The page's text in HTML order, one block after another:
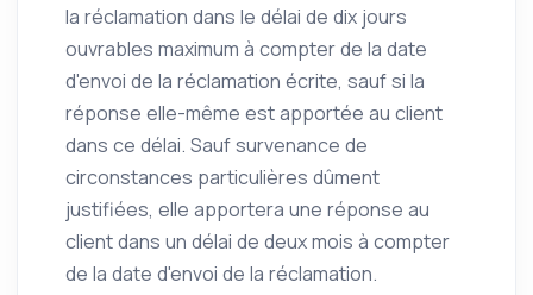
la réclamation dans le délai de dix jours
ouvrables maximum à compter de la date
d'envoi de la réclamation écrite, sauf si la
réponse elle-même est apportée au client
dans ce délai. Sauf survenance de
circonstances particulières dûment
justifiées, elle apportera une réponse au
client dans un délai de deux mois à compter
de la date d'envoi de la réclamation.